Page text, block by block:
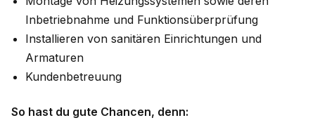
Inbetriebnahme und Funktionsüberprüfung
Installieren von sanitären Einrichtungen und
Armaturen
Kundenbetreuung
So hast du gute Chancen, denn: